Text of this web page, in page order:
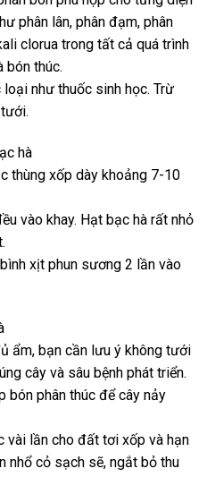
phân lân, phân đạm, phân
clorua trong tất cả quá trình
bón thúc.
như thuốc sinh học. Trừ
hà
thùng xốp dày khoảng 7-10
vào khay. Hạt bạc hà rất nhỏ
xịt phun sương 2 lần vào
ẩm, bạn cần lưu ý không tưới
cây và sâu bệnh phát triển.
bón phân thúc để cây nảy
vài lần cho đất tơi xốp và hạn
nhổ cỏ sạch sẽ, ngắt bỏ thu